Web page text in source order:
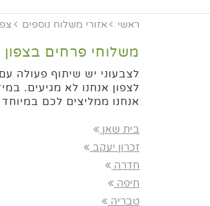
ראשי אזורי משלוח נוספים
משלוחי פרחים בצפון
לצבעוני יש שיתוף פעולה
לצפון אנחנו לא מגיעים.
אנחנו ממליצים לכם במיוחד
בית שאן
זכרון יעקב
חדרה
חיפה
טבריה